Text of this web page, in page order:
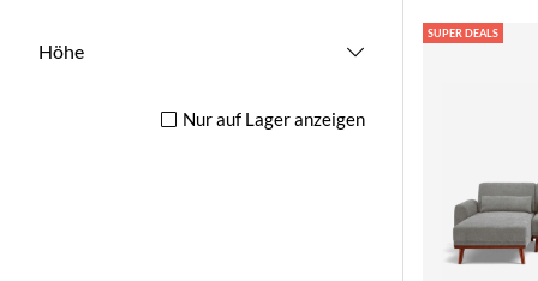
Höhe
Nur auf Lager anzeigen
SUPER DEALS